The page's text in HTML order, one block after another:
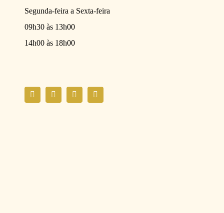
Segunda-feira a Sexta-feira
09h30 às 13h00
14h00 às 18h00